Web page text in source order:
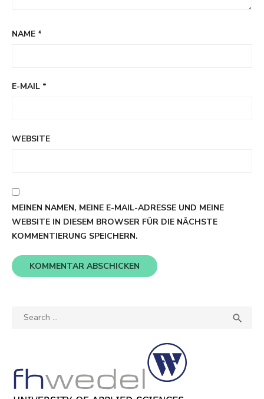
NAME *
E-MAIL *
WEBSITE
MEINEN NAMEN, MEINE E-MAIL-ADRESSE UND MEINE
WEBSITE IN DIESEM BROWSER FÜR DIE NÄCHSTE
KOMMENTIERUNG SPEICHERN.
Search
